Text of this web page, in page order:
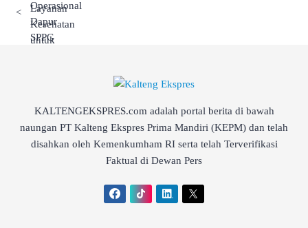
<
KALTENGEKSPRES.com adalah portal berita di bawah
naungan PT Kalteng Ekspres Prima Mandiri (KEPM) dan telah
disahkan oleh Kemenkumham RI serta telah Terverifikasi
Faktual di Dewan Pers